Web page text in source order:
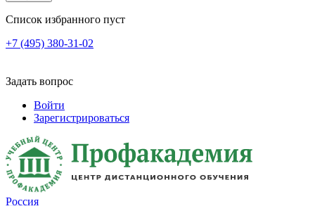
Список избранного пуст
+7 (495) 380-31-02
Задать вопрос
Войти
Зарегистрироваться
Россия